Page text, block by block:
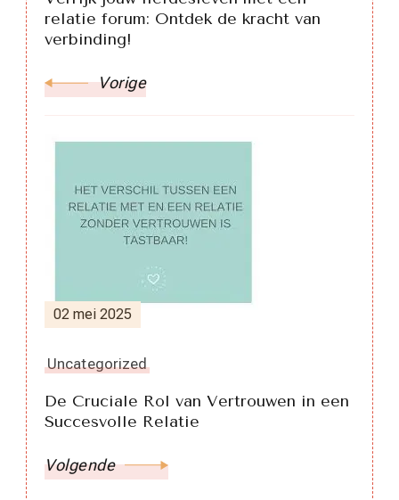
relatie forum: Ontdek de kracht van
verbinding!
Vorige
02 mei 2025
Uncategorized
De Cruciale Rol van Vertrouwen in een
Succesvolle Relatie
Volgende